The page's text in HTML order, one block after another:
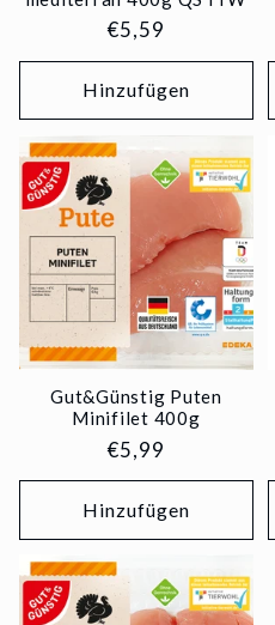
Normaler
Preis
€5,59
Hinzufügen
Gut&Günstig Puten
Minifilet 400g
Normaler
Preis
€5,99
Hinzufügen